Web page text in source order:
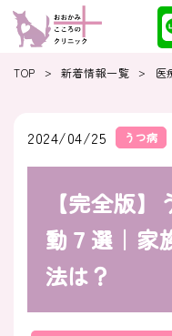
初めての方へ
クリニック
TOP > 新着情報一覧 > 医
2024/04/25 うつ病
【完全版
動７選｜家
法は？